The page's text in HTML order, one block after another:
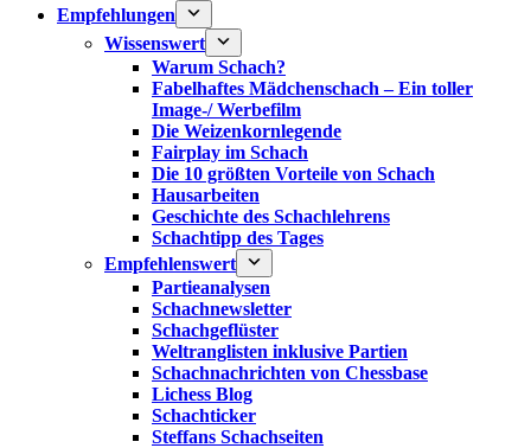
Empfehlungen
Wissenswert
Warum Schach?
Fabelhaftes Mädchenschach – Ein toller
Image-/ Werbefilm
Die Weizenkornlegende
Fairplay im Schach
Die 10 größten Vorteile von Schach‎
Hausarbeiten
Geschichte des Schachlehrens
Schachtipp des Tages
Empfehlenswert
Partieanalysen
Schachnewsletter
Schachgeflüster
Weltranglisten inklusive Partien
Schachnachrichten von Chessbase
Lichess Blog
Schachticker
Steffans Schachseiten